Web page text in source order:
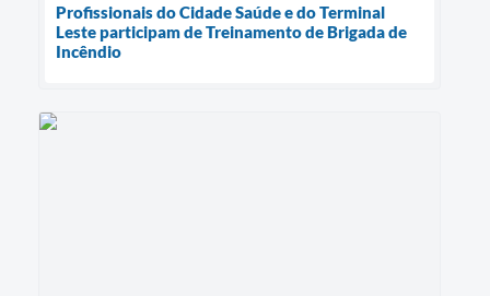
Profissionais do Cidade Saúde e do Terminal
Leste participam de Treinamento de Brigada de
Incêndio